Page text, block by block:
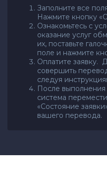
Заполните все
Нажмите кнопку
Ознакомьтесь с
оказание услуг
их, поставьте
поле и нажмите
Оплатите заявку.
совершить
следуя
После выполнения
система
«Состояние
вашего перевода.